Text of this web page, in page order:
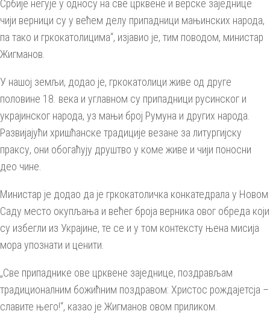
Србије негује у односу на све црквене и верске заједнице
чији верници су у већем делу припадници мањинских народа,
па тако и гркокатолицима“, изјавио је, тим поводом, министар
Жигманов.
У нашој земљи, додао је, гркокатолици живе од друге
половине 18. века и углавном су припадници русинског и
украјинског народа, уз мањи број Румуна и других народа.
Развијајући хришћанске традиције везане за литургијску
праксу, они обогаћују друштво у коме живе и чији поносни
део чине.
Министар је додао да је гркокатоличка конкатедрала у Новом
Саду место окупљања и већег броја верника овог обреда који
су избегли из Украјине, те се и у том контексту њена мисија
мора упознати и ценити.
„Све припаднике ове црквене заједнице, поздрављам
традиционалним божићним поздравом: Христос рождајетсја –
славите њего!“, казао је Жигманов овом приликом.